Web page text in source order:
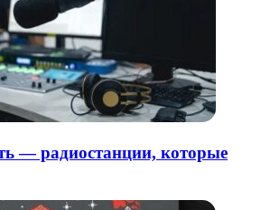
— радиостанции, которые